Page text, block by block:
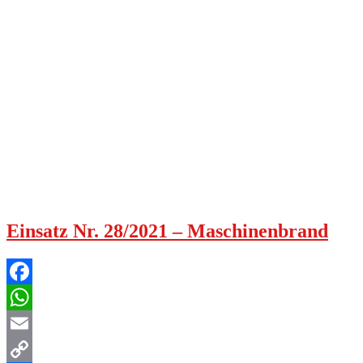
Einsatz Nr. 28/2021 – Maschinenbrand
Facebook
WhatsApp
Email